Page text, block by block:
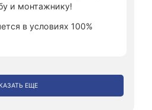
и монтажнику!
в условиях 100%
ЕЩЕ